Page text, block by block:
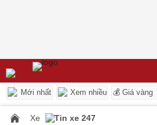
Mới nhất Xem nhiều 💰 Giá vàng
Xe Tin xe 247